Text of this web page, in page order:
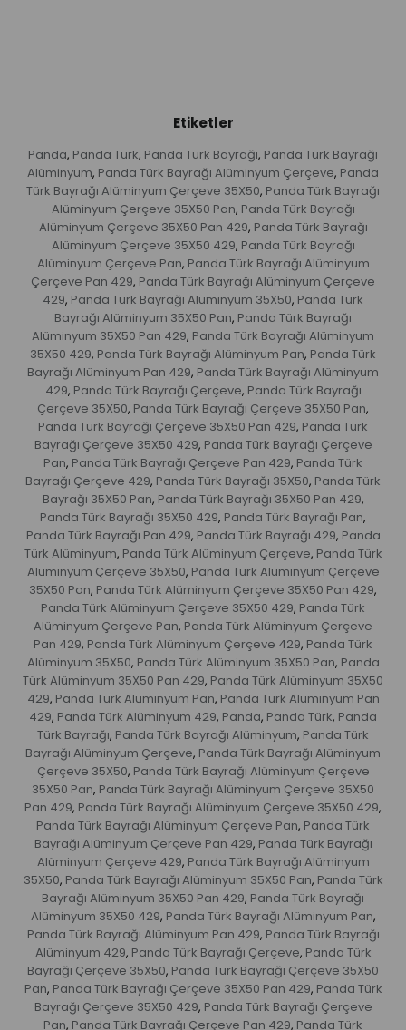
Etiketler
Panda, Panda Türk, Panda Türk Bayrağı, Panda Türk Bayrağı
Alüminyum, Panda Türk Bayrağı Alüminyum Çerçeve, Panda
Türk Bayrağı Alüminyum Çerçeve 35X50, Panda Türk Bayrağı
Alüminyum Çerçeve 35X50 Pan, Panda Türk Bayrağı
Alüminyum Çerçeve 35X50 Pan 429, Panda Türk Bayrağı
Alüminyum Çerçeve 35X50 429, Panda Türk Bayrağı
Alüminyum Çerçeve Pan, Panda Türk Bayrağı Alüminyum
Çerçeve Pan 429, Panda Türk Bayrağı Alüminyum Çerçeve
429, Panda Türk Bayrağı Alüminyum 35X50, Panda Türk
Bayrağı Alüminyum 35X50 Pan, Panda Türk Bayrağı
Alüminyum 35X50 Pan 429, Panda Türk Bayrağı Alüminyum
35X50 429, Panda Türk Bayrağı Alüminyum Pan, Panda Türk
Bayrağı Alüminyum Pan 429, Panda Türk Bayrağı Alüminyum
429, Panda Türk Bayrağı Çerçeve, Panda Türk Bayrağı
Çerçeve 35X50, Panda Türk Bayrağı Çerçeve 35X50 Pan,
Panda Türk Bayrağı Çerçeve 35X50 Pan 429, Panda Türk
Bayrağı Çerçeve 35X50 429, Panda Türk Bayrağı Çerçeve
Pan, Panda Türk Bayrağı Çerçeve Pan 429, Panda Türk
Bayrağı Çerçeve 429, Panda Türk Bayrağı 35X50, Panda Türk
Bayrağı 35X50 Pan, Panda Türk Bayrağı 35X50 Pan 429,
Panda Türk Bayrağı 35X50 429, Panda Türk Bayrağı Pan,
Panda Türk Bayrağı Pan 429, Panda Türk Bayrağı 429, Panda
Türk Alüminyum, Panda Türk Alüminyum Çerçeve, Panda Türk
Alüminyum Çerçeve 35X50, Panda Türk Alüminyum Çerçeve
35X50 Pan, Panda Türk Alüminyum Çerçeve 35X50 Pan 429,
Panda Türk Alüminyum Çerçeve 35X50 429, Panda Türk
Alüminyum Çerçeve Pan, Panda Türk Alüminyum Çerçeve
Pan 429, Panda Türk Alüminyum Çerçeve 429, Panda Türk
Alüminyum 35X50, Panda Türk Alüminyum 35X50 Pan, Panda
Türk Alüminyum 35X50 Pan 429, Panda Türk Alüminyum 35X50
429, Panda Türk Alüminyum Pan, Panda Türk Alüminyum Pan
429, Panda Türk Alüminyum 429, Panda, Panda Türk, Panda
Türk Bayrağı, Panda Türk Bayrağı Alüminyum, Panda Türk
Bayrağı Alüminyum Çerçeve, Panda Türk Bayrağı Alüminyum
Çerçeve 35X50, Panda Türk Bayrağı Alüminyum Çerçeve
35X50 Pan, Panda Türk Bayrağı Alüminyum Çerçeve 35X50
Pan 429, Panda Türk Bayrağı Alüminyum Çerçeve 35X50 429,
Panda Türk Bayrağı Alüminyum Çerçeve Pan, Panda Türk
Bayrağı Alüminyum Çerçeve Pan 429, Panda Türk Bayrağı
Alüminyum Çerçeve 429, Panda Türk Bayrağı Alüminyum
35X50, Panda Türk Bayrağı Alüminyum 35X50 Pan, Panda Türk
Bayrağı Alüminyum 35X50 Pan 429, Panda Türk Bayrağı
Alüminyum 35X50 429, Panda Türk Bayrağı Alüminyum Pan,
Panda Türk Bayrağı Alüminyum Pan 429, Panda Türk Bayrağı
Alüminyum 429, Panda Türk Bayrağı Çerçeve, Panda Türk
Bayrağı Çerçeve 35X50, Panda Türk Bayrağı Çerçeve 35X50
Pan, Panda Türk Bayrağı Çerçeve 35X50 Pan 429, Panda Türk
Bayrağı Çerçeve 35X50 429, Panda Türk Bayrağı Çerçeve
Pan, Panda Türk Bayrağı Çerçeve Pan 429, Panda Türk